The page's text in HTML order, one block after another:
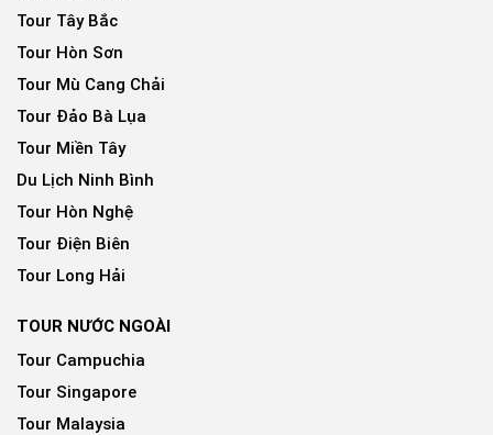
Tour Tây Bắc
Tour Hòn Sơn
Tour Mù Cang Chải
Tour Đảo Bà Lụa
Tour Miền Tây
Du Lịch Ninh Bình
Tour Hòn Nghệ
Tour Điện Biên
Tour Long Hải
TOUR NƯỚC NGOÀI
Tour Campuchia
Tour Singapore
Tour Malaysia